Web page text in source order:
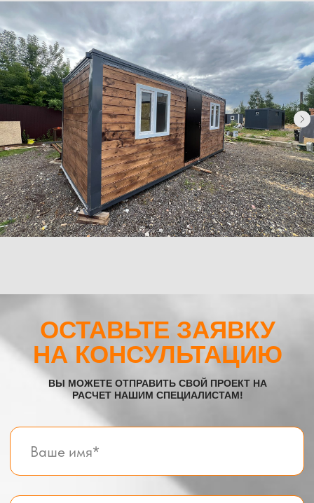
Телефон:
+7 (995) 506-65-05
+7 (926) 888-50-50
Email:
box-modul24@yandex.ru
Фотогалерея
Главная
О компании
© BOX-MODUL24.RU 2025